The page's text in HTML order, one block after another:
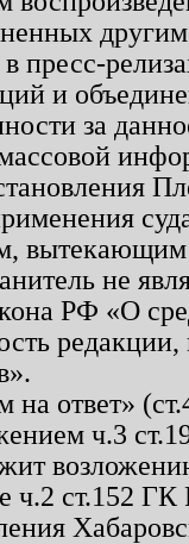
пресс-
и
за
вытекающим
не
РФ «О
на ответ»
ч.3
ч.2 ст.152